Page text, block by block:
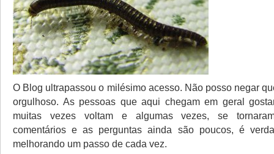
O Blog ultrapassou o milésimo acesso. Não posso negar
orgulhoso. As pessoas que aqui chegam em geral
muitas vezes voltam e algumas vezes, se
comentários e as perguntas ainda são poucos, é
melhorando um passo de cada vez.